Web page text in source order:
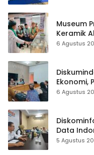
Museum
Keramik
Hampir
6 Agustus
Ekonomi,
Terbuka
6 Agustus
Data
5 Agustus